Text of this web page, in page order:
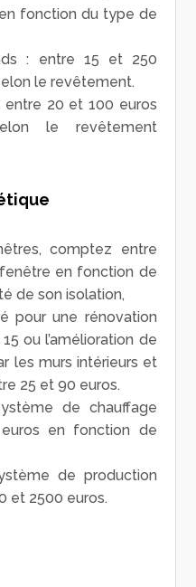
fonction du type de
: entre 15 et 250
le revêtement.
20 et 100 euros
le revêtement
comptez entre
en fonction de
de son isolation,
pour une rénovation
ou l’amélioration de
les murs intérieurs et
25 et 90 euros.
de chauffage
en fonction de
de production
et 2500 euros.